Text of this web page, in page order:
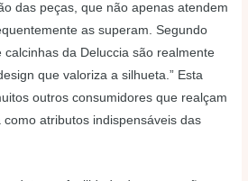
das peças, que não apenas atendem
as superam. Segundo
calcinhas da Deluccia são realmente
que valoriza a silhueta.” Esta
outros consumidores que realçam
atributos indispensáveis das